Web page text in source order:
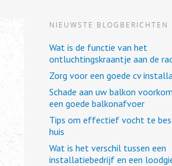
NIEUWSTE BLOGBERICHTEN
Wat is de functie van het
ontluchtingskraantje aan de
Zorg voor een goede cv
Schade aan uw balkon
een goede balkonafvoer
Tips om effectief vocht te
huis
Wat is het verschil tussen een
installatiebedrijf en een